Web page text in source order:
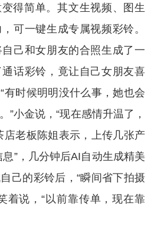
得简单。其文生视频、图生
可一键生成专属视频彩铃。
己和女朋友的合照生成了一
话彩铃，竟让自己女朋友喜
有时候明明没什么事，她也会
”小金说，“现在感情升温了，
店老板陈姐表示，上传几张产
”，几分钟后AI自动生成精美
己的彩铃后，“瞬间省下拍摄
着说，“以前靠传单，现在靠